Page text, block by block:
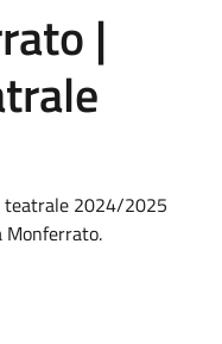
|
teatrale 2024/2025
Monferrato.